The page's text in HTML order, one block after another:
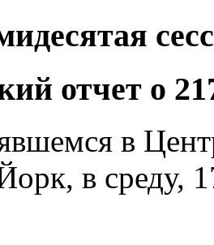
отчет о
в
в среду,